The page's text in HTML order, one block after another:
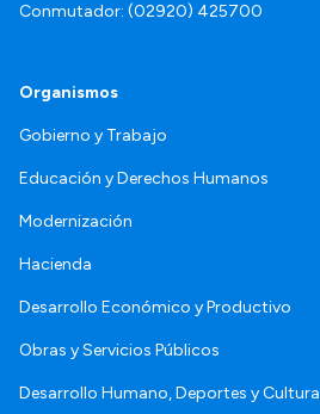
Conmutador: (02920) 425700
Organismos
Gobierno y Trabajo
Educación y Derechos Humanos
Modernización
Hacienda
Desarrollo Económico y Productivo
Obras y Servicios Públicos
Desarrollo Humano, Deportes y Cultura